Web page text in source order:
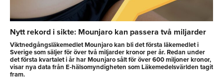
Nytt rekord i sikte: Mounjaro kan passera två miljarder
Viktnedgångsläkemedlet Mounjaro kan bli det första läkemedlet i
Sverige som säljer för över två miljarder kronor per år. Redan under
det första kvartalet i år har Mounjaro sålt för över 600 miljoner kronor,
visar nya data från E-hälsomyndigheten som Läkemedelsvärlden tagit
fram.